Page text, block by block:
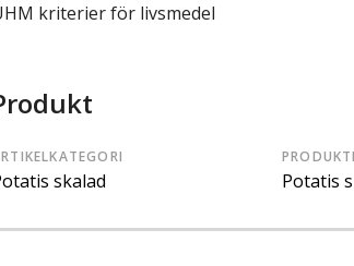
kriterier för livsmedel
skalad Potatis